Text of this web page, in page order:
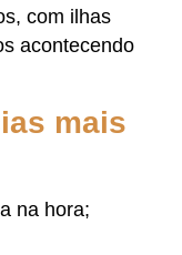
com ilhas
acontecendo
mais
na hora;